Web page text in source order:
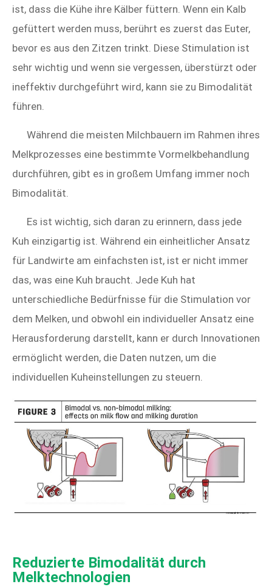
ist, dass die Kühe ihre Kälber füttern. Wenn ein Kalb
gefüttert werden muss, berührt es zuerst das Euter,
bevor es aus den Zitzen trinkt. Diese Stimulation ist
sehr wichtig und wenn sie vergessen, überstürzt oder
ineffektiv durchgeführt wird, kann sie zu Bimodalität
führen.
Während die meisten Milchbauern im Rahmen ihres
Melkprozesses eine bestimmte Vormelkbehandlung
durchführen, gibt es in großem Umfang immer noch
Bimodalität.
Es ist wichtig, sich daran zu erinnern, dass jede
Kuh einzigartig ist. Während ein einheitlicher Ansatz
für Landwirte am einfachsten ist, ist er nicht immer
das, was eine Kuh braucht. Jede Kuh hat
unterschiedliche Bedürfnisse für die Stimulation vor
dem Melken, und obwohl ein individueller Ansatz eine
Herausforderung darstellt, kann er durch Innovationen
ermöglicht werden, die Daten nutzen, um die
individuellen Kuheinstellungen zu steuern.
Reduzierte Bimodalität durch
Melktechnologien